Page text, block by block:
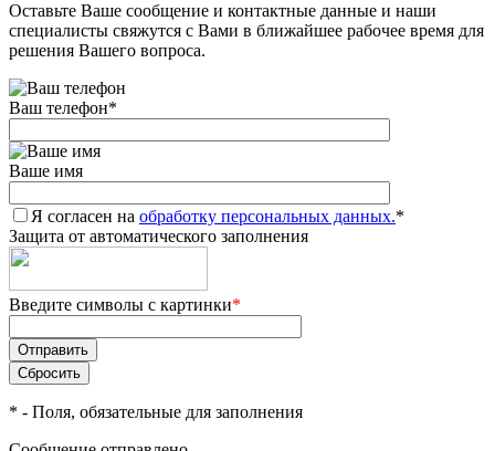
Оставьте Ваше сообщение и контактные данные и наши
специалисты свяжутся с Вами в ближайшее рабочее время для
решения Вашего вопроса.
Ваш телефон*
Ваше имя
Я согласен на обработку персональных данных.*
Защита от автоматического заполнения
Введите символы с картинки*
* - Поля, обязательные для заполнения